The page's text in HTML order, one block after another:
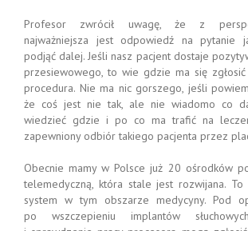
Profesor zwrócił uwagę, że z
najważniejsza jest odpowiedź na pytanie
podjąć dalej. Jeśli nasz pacjent dostaje
przesiewowego, to wie gdzie ma się
procedura. Nie ma nic gorszego, jeśli
że coś jest nie tak, ale nie wiadomo co
wiedzieć gdzie i po co ma trafić na
zapewniony odbiór takiego pacjenta przez
Obecnie mamy w Polsce już 20 ośrodków
telemedyczną, która stale jest rozwijana.
system w tym obszarze medycyny. Pod
po wszczepieniu implantów